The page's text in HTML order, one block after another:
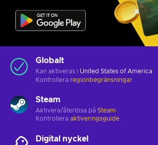
Globalt
Kan aktiveras i United States of America
Kontrollera regionbegränsningar
Steam
Aktivera/återlösa på Steam
Kontrollera aktiveringsguide
Digital nyckel